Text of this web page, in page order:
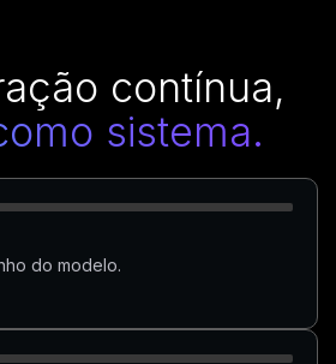
contínua,
sistema.
do modelo.